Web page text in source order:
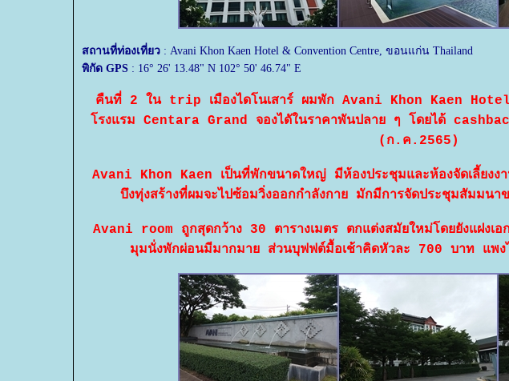
สถานที่ท่องเที่ยว : Avani Khon Kaen Hotel & Convention Centre, ขอนแก่น Thailand
พิกัด GPS : 16° 26' 13.48" N 102° 50' 46.74" E
คืนที่ 2 ใน trip เมืองไดโนเสาร์ ผมพัก Avani Khon Kaen
รงแรม Centara Grand จองไดัในราคาพันปลาย ๆ โดยได้
(ก.ค.2565)
Avani Khon Kaen เป็นที่พักขนาดใหญ่ มีห้องประชุมและห้องจัดเลี้ยงง
บึงทุ่งสร้างที่ผมจะไปซ้อมวิ่งออกกำลังกาย มักมีการจัดประชุมสัมมนา
Avani room ถูกสุดกว้าง 30 ตารางเมตร ตกแต่งสมัยใหม่โดยยังแฝงเ
มุมนั่งพักผ่อนมีมากมาย ส่วนบุฟฟต์มื้อเช้าคิดหัวละ 700 บาท แพง